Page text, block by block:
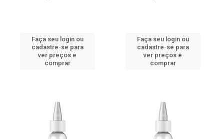
Faça seu login ou
cadastre-se para
ver preços e
comprar
Faça seu login ou
cadastre-se para
ver preços e
comprar